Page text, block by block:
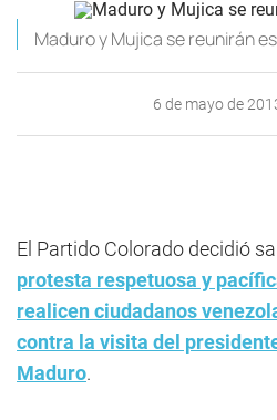
Maduro y Mujica se reunirán
6 de mayo de
El Partido Colorado decidió
protesta respetuosa y
realicen ciudadanos
contra la visita del
Maduro.